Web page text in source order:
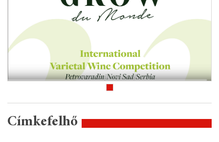
Címkefelhő